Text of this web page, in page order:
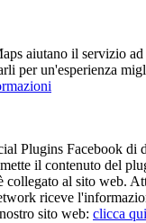
aiutano il servizio
per un'esperienza
Plugins Facebook di
il contenuto del
collegato al sito web.
riceve
sito web: clicca